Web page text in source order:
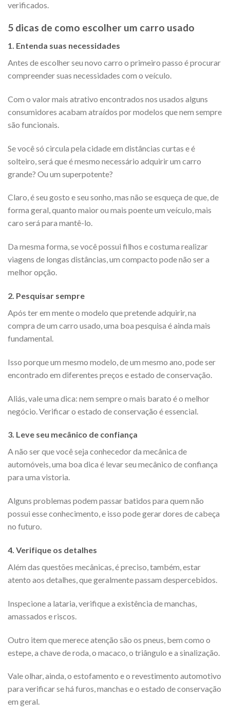
verificados.
5 dicas de como escolher um carro usado
1. Entenda suas necessidades
Antes de escolher seu novo carro o primeiro passo é procurar
compreender suas necessidades com o veículo.
Com o valor mais atrativo encontrados nos usados alguns
consumidores acabam atraídos por modelos que nem sempre
são funcionais.
Se você só circula pela cidade em distâncias curtas e é
solteiro, será que é mesmo necessário adquirir um carro
grande? Ou um superpotente?
Claro, é seu gosto e seu sonho, mas não se esqueça de que, de
forma geral, quanto maior ou mais poente um veículo, mais
caro será para mantê-lo.
Da mesma forma, se você possui filhos e costuma realizar
viagens de longas distâncias, um compacto pode não ser a
melhor opção.
2. Pesquisar sempre
Após ter em mente o modelo que pretende adquirir, na
compra de um carro usado, uma boa pesquisa é ainda mais
fundamental.
Isso porque um mesmo modelo, de um mesmo ano, pode ser
encontrado em diferentes preços e estado de conservação.
Aliás, vale uma dica: nem sempre o mais barato é o melhor
negócio. Verificar o estado de conservação é essencial.
3. Leve seu mecânico de confiança
A não ser que você seja conhecedor da mecânica de
automóveis, uma boa dica é levar seu mecânico de confiança
para uma vistoria.
Alguns problemas podem passar batidos para quem não
possui esse conhecimento, e isso pode gerar dores de cabeça
no futuro.
4. Verifique os detalhes
Além das questões mecânicas, é preciso, também, estar
atento aos detalhes, que geralmente passam despercebidos.
Inspecione a lataria, verifique a existência de manchas,
amassados e riscos.
Outro item que merece atenção são os pneus, bem como o
estepe, a chave de roda, o macaco, o triângulo e a sinalização.
Vale olhar, ainda, o estofamento e o revestimento automotivo
para verificar se há furos, manchas e o estado de conservação
em geral.